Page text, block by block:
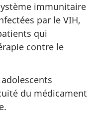
immunitaire
par le VIH,
qui
contre le
du médicament